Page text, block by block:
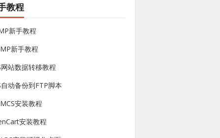
教程
新手教程
新手教程
网站数据转移教程
自动备份到FTP脚本
安装教程
安装教程